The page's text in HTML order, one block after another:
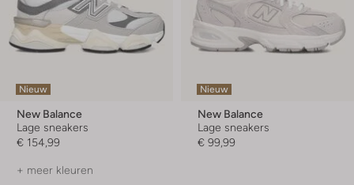
Nieuw
New Balance
Lage sneakers
€ 154,99
+ meer kleuren
Nieuw
New Balance
Lage sneakers
€ 99,99